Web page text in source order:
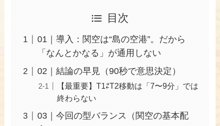
目次
01｜導入：関空は“島の空港”。だから
「なんとかなる」が通用しない
02｜結論の早見（90秒で意思決定）
【最重要】T1⇄T2移動は「7〜9分」では
終わらない
03｜今回の型バランス（関空の基本配